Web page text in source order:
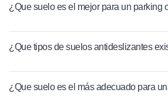
¿Que suelo es el mejor para un parking
¿Que tipos de suelos antideslizantes
¿Que suelo es el más adecuado para